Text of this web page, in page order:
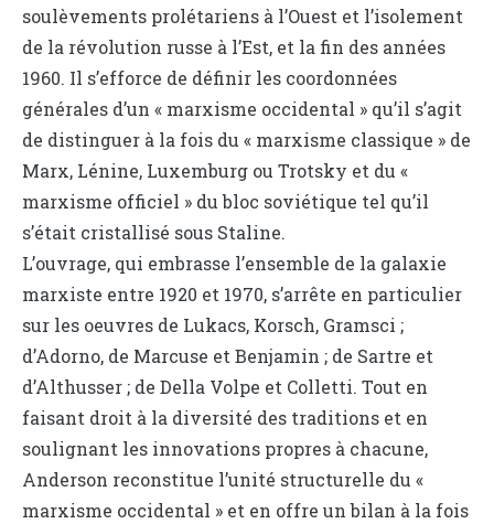
soulèvements prolétariens à l’Ouest et l’isolement
de la révolution russe à l’Est, et la fin des années
1960. Il s’efforce de définir les coordonnées
générales d’un « marxisme occidental » qu’il s’agit
de distinguer à la fois du « marxisme classique » de
Marx, Lénine, Luxemburg ou Trotsky et du «
marxisme officiel » du bloc soviétique tel qu’il
s’était cristallisé sous Staline.
L’ouvrage, qui embrasse l’ensemble de la galaxie
marxiste entre 1920 et 1970, s’arrête en particulier
sur les oeuvres de Lukacs, Korsch, Gramsci ;
d’Adorno, de Marcuse et Benjamin ; de Sartre et
d’Althusser ; de Della Volpe et Colletti. Tout en
faisant droit à la diversité des traditions et en
soulignant les innovations propres à chacune,
Anderson reconstitue l’unité structurelle du «
marxisme occidental » et en offre un bilan à la fois